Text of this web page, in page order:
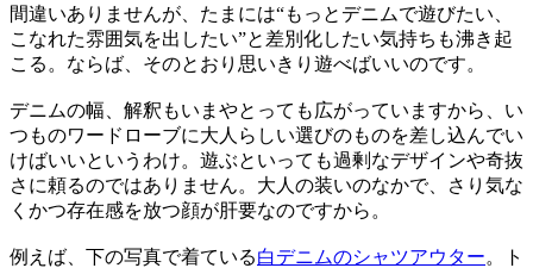
間違いありませんが、たまには“もっとデニムで遊びたい、
こなれた雰囲気を出したい”と差別化したい気持ちも沸き起
こる。ならば、そのとおり思いきり遊べばいいのです。
デニムの幅、解釈もいまやとっても広がっていますから、い
つものワードローブに大人らしい選びのものを差し込んでい
けばいいというわけ。遊ぶといっても過剰なデザインや奇抜
さに頼るのではありません。大人の装いのなかで、さり気な
くかつ存在感を放つ顔が肝要なのですから。
例えば、下の写真で着ている白デニムのシャツアウター。ト